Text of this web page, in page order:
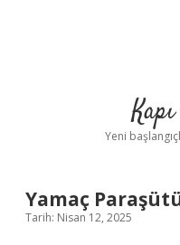
Yeni
Yamaç
Tarih: Nisan 12, 2025